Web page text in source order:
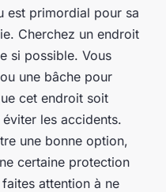
est primordial pour sa
Cherchez un endroit
si possible. Vous
ou une bâche pour
cet endroit soit
les accidents.
une bonne option,
certaine protection
attention à ne